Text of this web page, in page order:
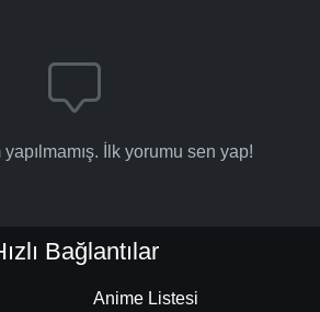
İlk yorumu sen yap!
Bağlantılar
Anime Listesi